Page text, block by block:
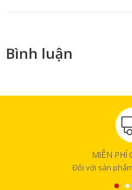
Bình luận
MIỄN PHÍ
Đối với sản